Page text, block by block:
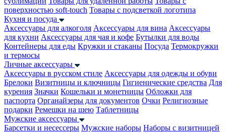
поверхностью soft-touch Товары с подсветкой логотипа
Кухня и посуда
Аксессуары для алкоголя Аксессуары для вина Аксессуары
для кухни Аксессуары для чая и кофе Бутылки для воды
Контейнеры для еды Кружки и стаканы Посуда Термокружки
и термосы
Личные аксессуары
Аксессуары в русском стиле Аксессуары для одежды и обуви
Брелоки Визитницы и ключницы Гигиенические средства Для
курения Значки Кошельки и монетницы Обложки для
паспорта Органайзеры для документов Очки Религиозные
подарки Ремешки на шею Таблетницы
Мужские аксессуары
Барсетки и несессеры Мужские наборы Наборы с визитницей